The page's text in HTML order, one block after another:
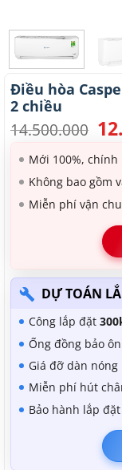
Điều hòa
2 chiều
14.500.000 Giá
gốc
là:
Mới 100%, chính
Không bao gồm
Miễn phí vận
DỰ TOÁN
Công lắp đặt
Ống đồng bảo
Giá đỡ dàn
Miễn phí hút
Bảo hành lắp đặt